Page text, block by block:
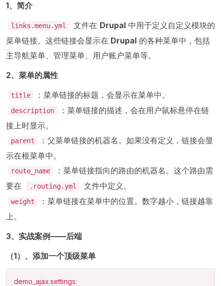
1、简介
links.menu.yml 文件在 Drupal 中用于定义自定义模块的
菜单链接。这些链接会显示在 Drupal 的各种菜单中，包括
主导航菜单、管理菜单、用户账户菜单等。
2、菜单的属性
title ：菜单链接的标题，会显示在菜单中。
description
：菜单链接的描述，会在用户鼠标悬停在链
接上时显示。
parent
：父菜单链接的机器名。如果没有定义，链接会显
示在根菜单中。
route_name
：菜单链接指向的路由的机器名。这个路由需
要在
.routing.yml 文件中定义。
weight
：菜单链接在菜单中的位置。数字越小，链接越靠
上。
3、实战案例——后端
（1）、添加一个顶级菜单
demo_ajax.settings: